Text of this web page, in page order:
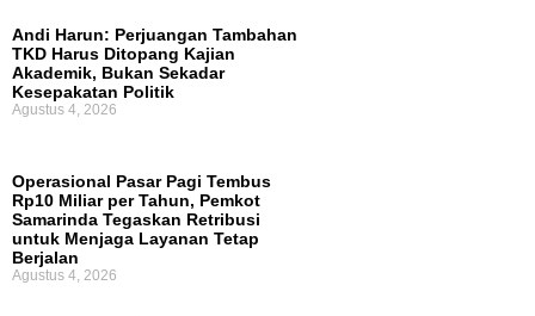
Andi Harun: Perjuangan Tambahan
TKD Harus Ditopang Kajian
Akademik, Bukan Sekadar
Kesepakatan Politik
Agustus 4, 2026
Operasional Pasar Pagi Tembus
Rp10 Miliar per Tahun, Pemkot
Samarinda Tegaskan Retribusi
untuk Menjaga Layanan Tetap
Berjalan
Agustus 4, 2026